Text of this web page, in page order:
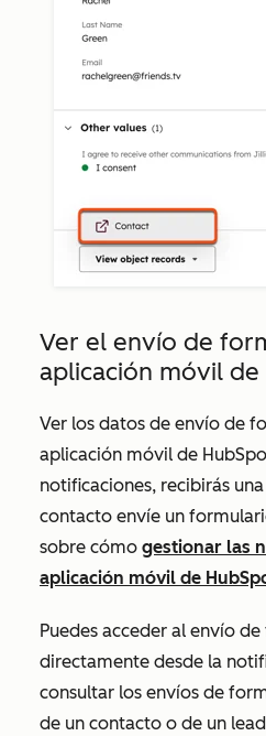
Ver el envío de
aplicación móvil de
Ver los datos de envío de
aplicación móvil de
notificaciones, recibirás
contacto envíe un
sobre cómo gestionar las
aplicación móvil de
Puedes acceder al envío
directamente desde la
consultar los envíos de
de un contacto o de un